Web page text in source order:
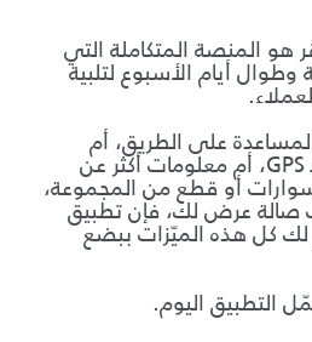
هو المنصة المتكاملة التي
أيام الأسبوع لتلبية
على الطريق، أم
الاتجاهات باستخدام الـ GPS، أم معلومات أكثر عن
أو قطع من المجموعة،
صالة عرض لك، فإن تطبيق
لك كل هذه الميّزات ببضع
التطبيق اليوم.